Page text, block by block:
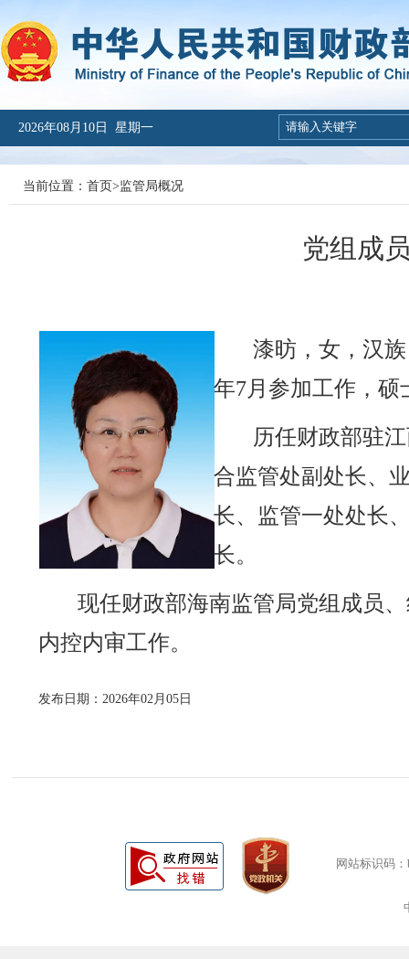
2026年08月10日 星期一
当前位置： 首页>监管局概况
党组成
漆昉，女，汉
年7月参加工作，硕
历任财政部驻
合监管处副处长、
长、监管一处处长
长。
现任财政部海南监管局党组成员
内控内审工作。
发布日期：2026年02月05日
网站标识码